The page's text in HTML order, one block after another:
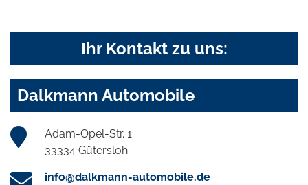
Ihr Kontakt zu uns:
Dalkmann Automobile
Adam-Opel-Str. 1
33334 Gütersloh
info@dalkmann-automobile.de